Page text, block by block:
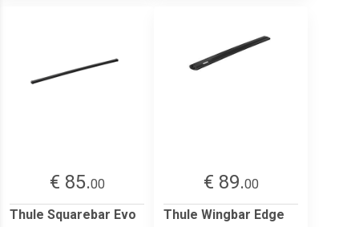
€ 85.00
Thule Squarebar Evo
€ 89.00
Thule Wingbar Edge